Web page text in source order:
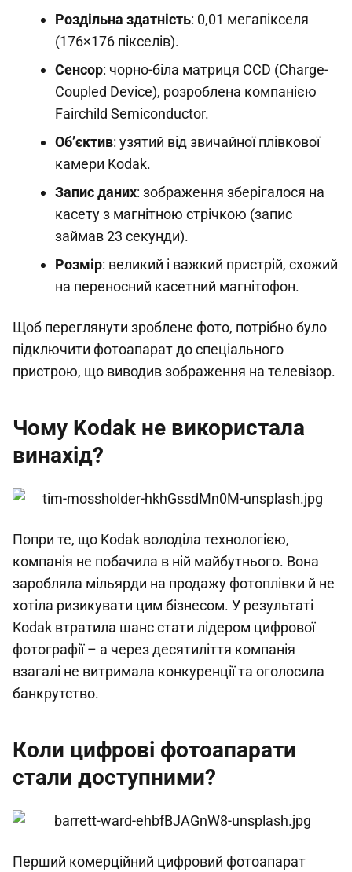
Роздільна здатність: 0,01 мегапікселя
(176×176 пікселів).
Сенсор: чорно-біла матриця CCD (Charge-
Coupled Device), розроблена компанією
Fairchild Semiconductor.
Об’єктив: узятий від звичайної плівкової
камери Kodak.
Запис даних: зображення зберігалося на
касету з магнітною стрічкою (запис
займав 23 секунди).
Розмір: великий і важкий пристрій, схожий
на переносний касетний магнітофон.
Щоб переглянути зроблене фото, потрібно було
підключити фотоапарат до спеціального
пристрою, що виводив зображення на телевізор.
Чому Kodak не використала
винахід?
Попри те, що Kodak володіла технологією,
компанія не побачила в ній майбутнього. Вона
заробляла мільярди на продажу фотоплівки й не
хотіла ризикувати цим бізнесом. У результаті
Kodak втратила шанс стати лідером цифрової
фотографії – а через десятиліття компанія
взагалі не витримала конкуренції та оголосила
банкрутство.
Коли цифрові фотоапарати
стали доступними?
Перший комерційний цифровий фотоапарат